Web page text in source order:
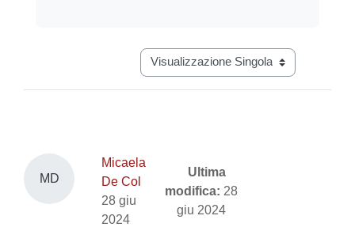
Navigazione terziaria modalità
MD
Micaela
De Col
28 giu
2024
Ultima
modifica: 28
giu 2024